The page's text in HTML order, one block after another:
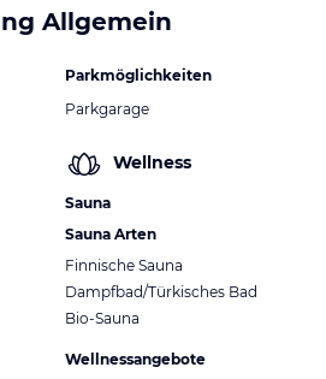
Allgemein
Parkmöglichkeiten
Parkgarage
Wellness
Sauna
Sauna Arten
Finnische Sauna
Dampfbad/Türkisches Bad
Bio-Sauna
Wellnessangebote